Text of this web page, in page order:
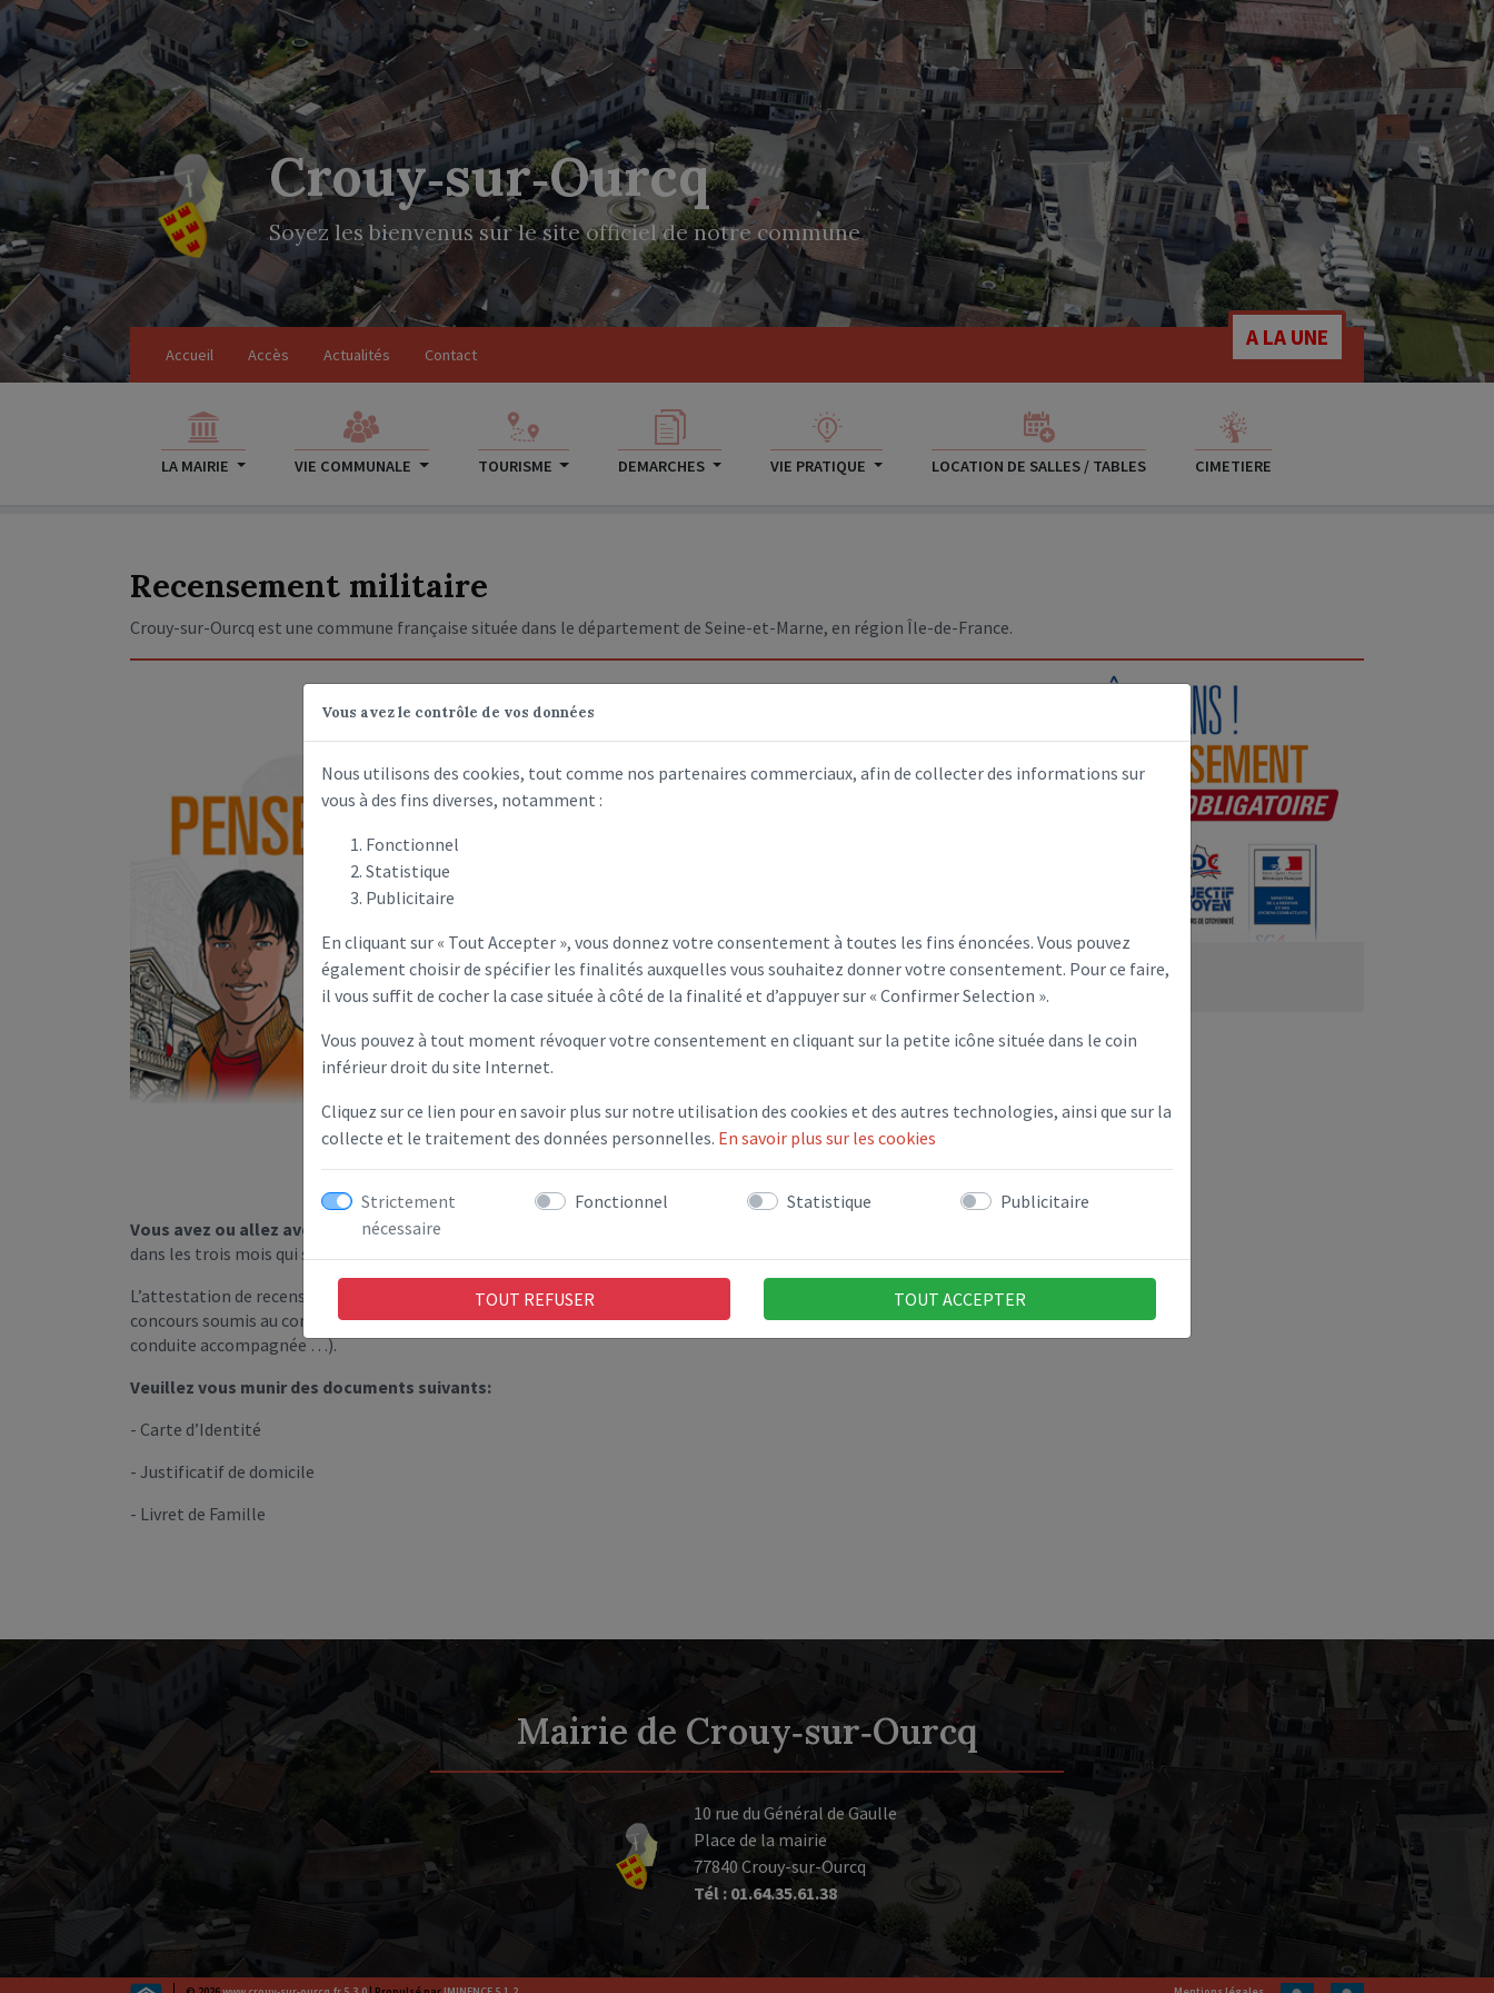
Vous avez le contrôle de vos données
Nous utilisons des cookies, tout comme nos partenaires commerciaux, afin de collecter des informations sur
vous à des fins diverses, notamment :
Fonctionnel
Statistique
Publicitaire
En cliquant sur « Tout Accepter », vous donnez votre consentement à toutes les fins énoncées. Vous pouvez
également choisir de spécifier les finalités auxquelles vous souhaitez donner votre consentement. Pour ce faire,
il vous suffit de cocher la case située à côté de la finalité et d’appuyer sur « Confirmer Selection ».
Vous pouvez à tout moment révoquer votre consentement en cliquant sur la petite icône située dans le coin
inférieur droit du site Internet.
Cliquez sur ce lien pour en savoir plus sur notre utilisation des cookies et des autres technologies, ainsi que sur la
collecte et le traitement des données personnelles. En savoir plus sur les cookies
Strictement
nécessaire
Fonctionnel Statistique Publicitaire
TOUT REFUSER TOUT ACCEPTER
Crouy‑sur‑Ourcq
Soyez les bienvenus sur le site officiel de notre commune
Accueil Accès Actualités Contact
A LA UNE
LA MAIRIE VIE COMMUNALE TOURISME DEMARCHES VIE PRATIQUE LOCATION DE SALLES / TABLES CIMETIERE
Recensement militaire
Crouy-sur-Ourcq est une commune française située dans le département de Seine-et-Marne, en région Île-de-France.
Vous avez ou allez avoir 16 ans.Vous devez vous faire recenser à la mairie de votre domicile
dans les trois mois qui suit votre seizième anniversaire.
L’attestation de recensement vous sera réclamée si vous voulez vous inscrire à tout examen ou
concours soumis au contrôle de l’autorité publique (CAP, BEP, BAC, permis de Conduire ou
conduite accompagnée …).
Veuillez vous munir des documents suivants:
- Carte d’Identité
- Justificatif de domicile
- Livret de Famille
recensement
Mairie de Crouy‑sur‑Ourcq
10 rue du Général de Gaulle
Place de la mairie
77840 Crouy-sur-Ourcq
Tél : 01.64.35.61.38